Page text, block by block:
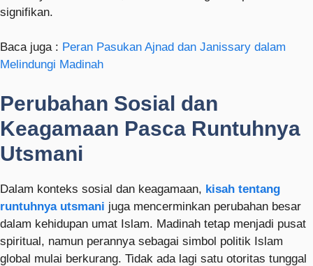
signifikan.
Baca juga : Peran Pasukan Ajnad dan Janissary dalam
Melindungi Madinah
Perubahan Sosial dan
Keagamaan Pasca Runtuhnya
Utsmani
Dalam konteks sosial dan keagamaan, kisah tentang
runtuhnya utsmani juga mencerminkan perubahan besar
dalam kehidupan umat Islam. Madinah tetap menjadi pusat
spiritual, namun perannya sebagai simbol politik Islam
global mulai berkurang. Tidak ada lagi satu otoritas tunggal